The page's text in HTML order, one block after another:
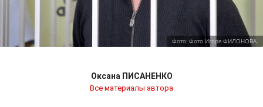
Фото: Фото Игоря ФИЛОНОВА.
Оксана ПИСАНЕНКО
Все материалы автора